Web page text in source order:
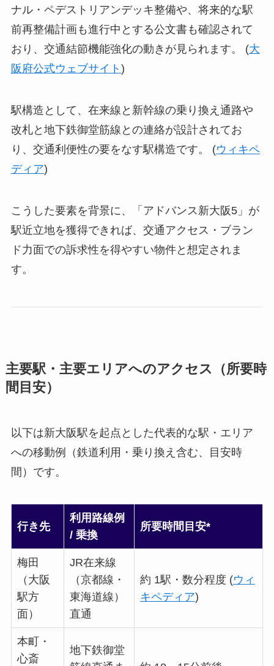
ナル・ペデストリアンデッキ整備や、将来的な駅
前再整備計画も進行中とする公文書も確認されて
おり、交通結節機能強化の動きが見られます。 (大
阪府公式ウェブサイト )
駅構造として、在来線と新幹線の乗り換え通路や
改札と地下鉄御堂筋線との連絡が設計されてお
り、交通利便性の要をなす駅構造です。 (ウィキペ
ディア)
こうした要素を背景に、「アドバンス新大阪5」が
駅近立地を獲得できれば、交通アクセス・ブラン
ド力面での訴求性を得やすい物件と想定されま
す。
主要駅・主要エリアへのアクセス（所要時
間目安）
以下は新大阪駅を起点とした代表的な駅・エリア
への移動例（鉄道利用・乗り換え含む、目安時
間）です。
行き先
利用路線例
/ 乗換
所要時間目安*
梅田
（大阪
駅方
面）
JR在来線
（京都線・
東海道線）
直通
約 1駅・数分程度 (ウィ
キペディア)
本町・
心斎
地下鉄御堂